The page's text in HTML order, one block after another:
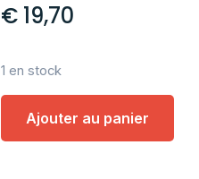
€ 19,70
1 en stock
Ajouter au panier